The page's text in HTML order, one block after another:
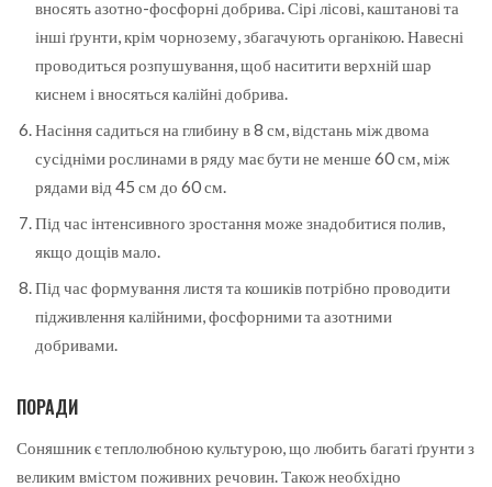
вносять азотно-фосфорні добрива. Сірі лісові, каштанові та
інші ґрунти, крім чорнозему, збагачують органікою. Навесні
проводиться розпушування, щоб наситити верхній шар
киснем і вносяться калійні добрива.
Насіння садиться на глибину в 8 см, відстань між двома
сусідніми рослинами в ряду має бути не менше 60 см, між
рядами від 45 см до 60 см.
Під час інтенсивного зростання може знадобитися полив,
якщо дощів мало.
Під час формування листя та кошиків потрібно проводити
підживлення калійними, фосфорними та азотними
добривами.
ПОРАДИ
Соняшник є теплолюбною культурою, що любить багаті ґрунти з
великим вмістом поживних речовин. Також необхідно